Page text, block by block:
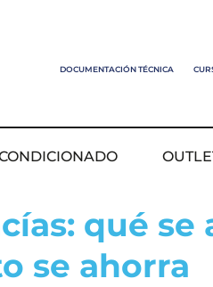
DOCUMENTACIÓN TÉCNICA
qué se
se ahorra